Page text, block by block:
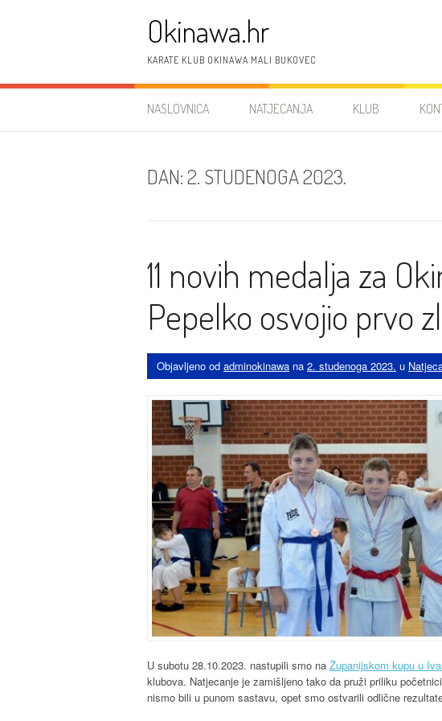
Okinawa.hr
KARATE KLUB OKINAWA MALI BUKOVEC
NASLOVNICA NATJECANJA KLUB
DAN:2. STUDENOGA 2023.
11 novih medalja za
Pepelko osvojio prvo
Objavljeno od adminokinawa na 2. studenoga 2023. u
U subotu 28.10.2023. nastupili smo na Županijskom kupu u
klubova. Natjecanje je zamišljeno tako da pruži priliku
nismo bili u punom sastavu, opet smo ostvarili odlične